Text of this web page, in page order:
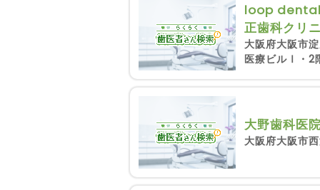
loop dental
正歯科クリ
大阪府大阪市
医療ビルⅠ・2
大野歯科医
大阪府大阪市